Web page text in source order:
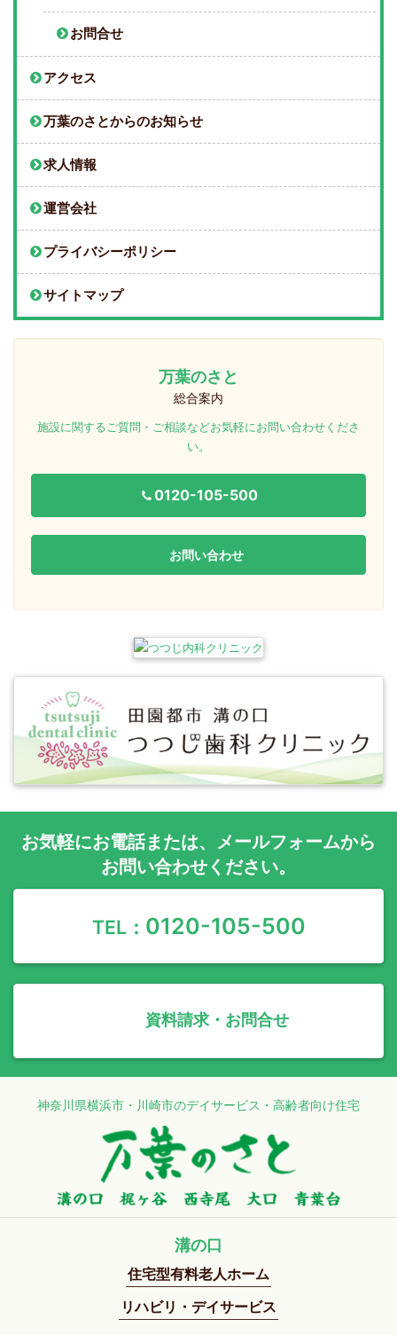
お問合せ
アクセス
万葉のさとからのお知らせ
求人情報
運営会社
プライバシーポリシー
サイトマップ
万葉のさと
総合案内
施設に関するご質問・ご相談などお気軽にお問い合わせくださ
い。
0120-105-500
お問い合わせ
お気軽にお電話または、 メールフォームから
お問い合わせください。
TEL： 0120-105-500
資料請求・お問合せ
神奈川県横浜市・川崎市のデイサービス・高齢者向け住宅
溝の口
住宅型有料老人ホーム
リハビリ・デイサービス